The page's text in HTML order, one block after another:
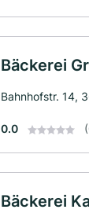
Bäckerei
Bahnhofstr. 14,
0.0
Bäckerei